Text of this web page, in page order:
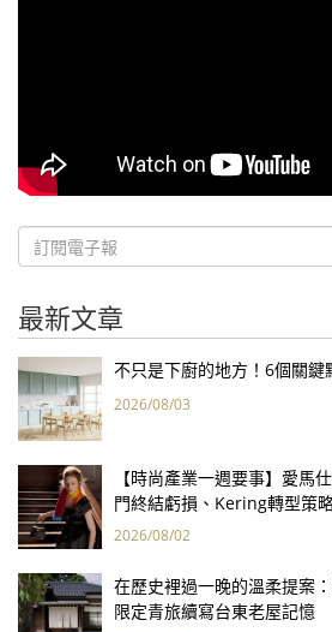
最新文章
不只是下廚的地方！6個關
2026/08/03
【時尚產業一週要事】愛馬
門終結虧損、Kering轉型策
報亮眼
2026/08/02
在歷史裡過一晚的溫柔提案
限定青旅續寫台東老屋記憶